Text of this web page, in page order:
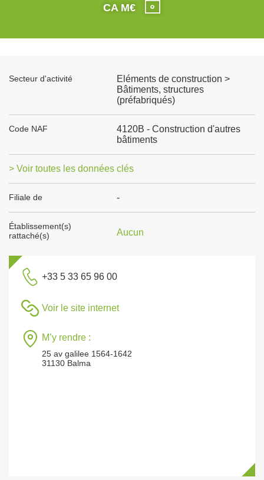
CA M€
Secteur d'activité
Eléments de construction >
Bâtiments, structures
(préfabriqués)
Code NAF
4120B - Construction d'autres
bâtiments
> Voir toutes les données clés
Filiale de -
Établissement(s)
rattaché(s)
Aucun
+33 5 33 65 96 00
Voir le site internet
M’y rendre :
25 av galilee 1564-1642
31130 Balma